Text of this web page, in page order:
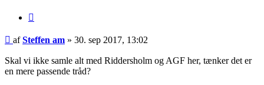
Indlæg
afSteffen am » 30. sep 2017, 13:02
Skal vi ikke samle alt med Riddersholm og AGF her, tænker det er
en mere passende tråd?